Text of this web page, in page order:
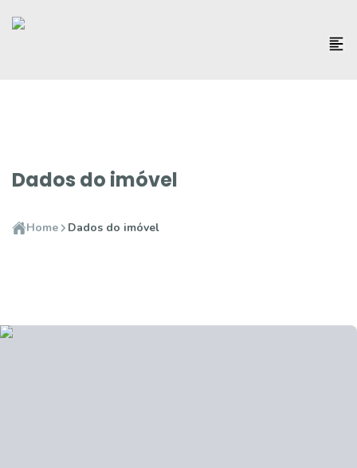
Dados do imóvel
Home Dados do imóvel